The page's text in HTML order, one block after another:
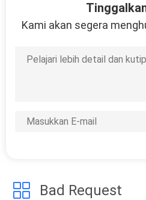
Perhiasan
Mesin
Kami akan segera
Bad Request